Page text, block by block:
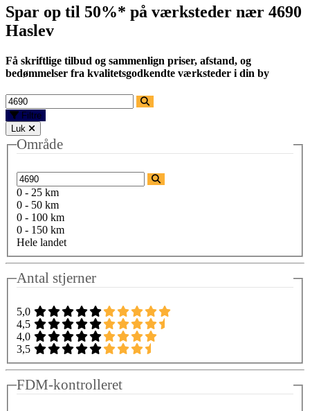
Spar op til 50%* på værksteder nær 4690
Haslev
Få skriftlige tilbud og sammenlign priser, afstand, og
bedømmelser fra kvalitetsgodkendte værksteder i din by
Filtre
Luk
Område
0 - 25 km
0 - 50 km
0 - 100 km
0 - 150 km
Hele landet
Antal stjerner
5,0
4,5
4,0
3,5
FDM-kontrolleret